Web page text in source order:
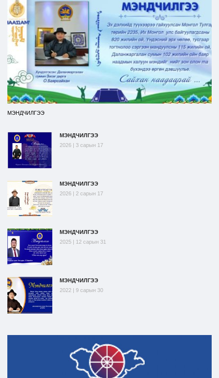
МЭНДЧИЛГЭЭ
МЭНДЧИЛГЭЭ
2026 | 3 сарын 17
МЭНДЧИЛГЭЭ
2026 | 2 сарын 17
МЭНДЧИЛГЭЭ
2025 | 12 сарын 31
МЭНДЧИЛГЭЭ
2022 | 9 сарын 30